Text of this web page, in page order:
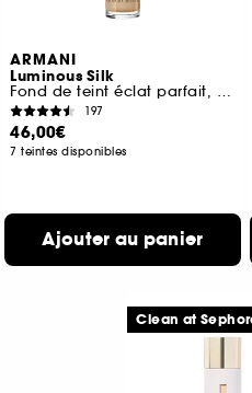
ARMANI
Luminous Silk
Fond de teint éclat parfait, fini naturel
197
46,00€
7 teintes disponibles
Ajouter au panier
Clean at